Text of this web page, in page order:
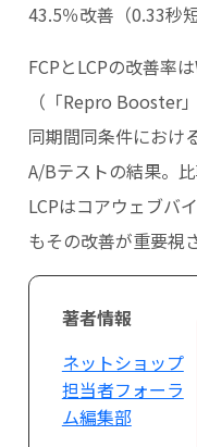
43.5％改善（0.33秒
FCPとLCPの改善率
（「Repro Booster
同期間同条件におけ
A/Bテストの結果。比
LCPはコアウェブバ
もその改善が重要視
著者情報
ネットショップ
担当者フォーラ
ム編集部